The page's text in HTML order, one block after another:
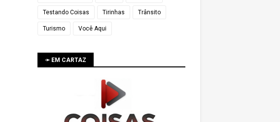
Testando Coisas Tirinhas Trânsito
Turismo Você Aqui
➛ EM CARTAZ